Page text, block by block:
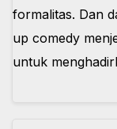
formalitas. Dan
up comedy
untuk